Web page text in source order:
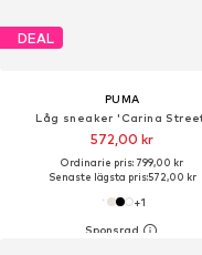
DEAL
PUMA
Låg sneaker 'Carina
572,00 kr
Ordinarie pris: 799,00 kr
Senaste lägsta pris:572,00 kr
+1